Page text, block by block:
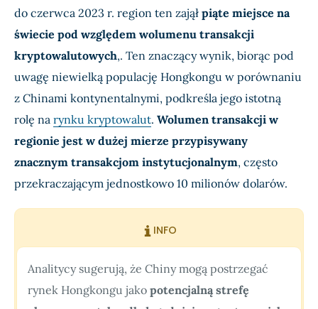
do czerwca 2023 r. region ten zajął piąte miejsce na
świecie pod względem wolumenu transakcji
kryptowalutowych,. Ten znaczący wynik, biorąc pod
uwagę niewielką populację Hongkongu w porównaniu
z Chinami kontynentalnymi, podkreśla jego istotną
rolę na rynku kryptowalut. Wolumen transakcji w
regionie jest w dużej mierze przypisywany
znacznym transakcjom instytucjonalnym, często
przekraczającym jednostkowo 10 milionów dolarów.
INFO
Analitycy sugerują, że Chiny mogą postrzegać
rynek Hongkongu jako potencjalną strefę